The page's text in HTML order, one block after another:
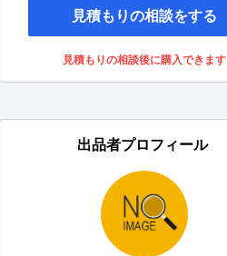
見積もりの相談をする
見積もりの相談後に購入できます
出品者プロフィール